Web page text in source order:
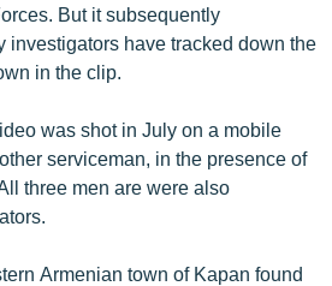
But it subsequently
investigators have tracked down the
in the clip.
was shot in July on a mobile
serviceman, in the presence of
three men are were also
Armenian town of Kapan found